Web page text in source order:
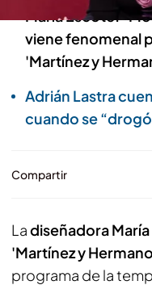
María Escoté:
viene fenomenal
'Martínez y
Adrián Lastra
cuando se
Compartir
Ladiseñadora
'Martínez y
programa de la